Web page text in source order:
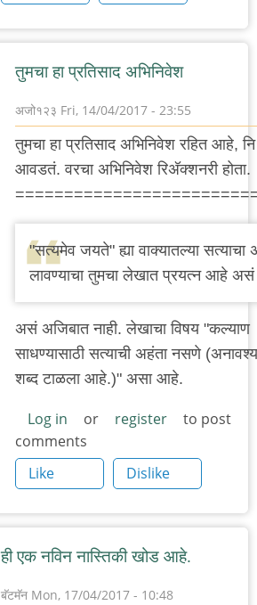
तुमचा हा प्रतिसाद अभिनिवेश
अजो१२३ Fri, 14/04/2017 - 23:55
In
reply
अस्वल
तुमचा हा प्रतिसाद अभिनिवेश रहित आहे,
आवडतं. वरचा अभिनिवेश रिअ‍ॅक्शनरी होता.
"स‌त्य‌मेव‌ ज‌य‌ते" ह्या वाक्यात‌ल्या सत्याचा
लाव‌ण्याचा तुम‌चा लेखात प्र‌य‌त्न‌ आहे अस‌ं
असं अजिबात नाही. लेखाचा विषय "कल्याण
साधण्यासाठी सत्याची अहंता नसणे
शब्द टाळला आहे.)" असा आहे.
Log in or register
to post
comments
Like
Dislike
ही एक नविन नास्तिकी खोड आहे.
बॅटमॅन Mon, 17/04/2017 - 10:48